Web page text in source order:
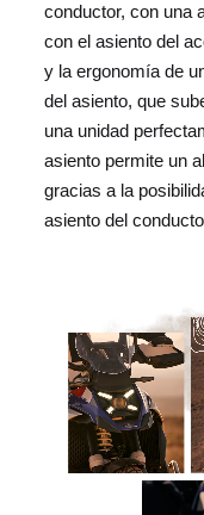
conductor, con una
con el asiento del
y la ergonomía de
del asiento, que
una unidad
asiento permite un
gracias a la
asiento del